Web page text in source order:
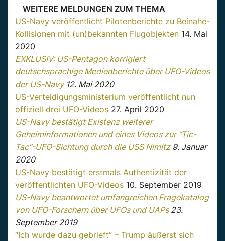
WEITERE MELDUNGEN ZUM THEMA
US-Navy veröffentlicht Pilotenberichte zu Beinahe-
Kollisionen mit (un)bekannten Flugobjekten 14. Mai
2020
EXKLUSIV: US-Pentagon korrigiert
deutschsprachige Medienberichte über UFO-Videos
der US-Navy12. Mai 2020
US-Verteidigungsministerium veröffentlicht nun
offiziell drei UFO-Videos 27. April 2020
US-Navy bestätigt Existenz weiterer
Geheiminformationen und eines Videos zur “Tic-
Tac“-UFO-Sichtung durch die USS Nimitz9. Januar
2020
US-Navy bestätigt erstmals Authentizität der
veröffentlichten UFO-Videos 10. September 2019
US-Navy beantwortet umfangreichen Fragekatalog
von UFO-Forschern über UFOs und UAPs23.
September 2019
“Ich wurde dazu gebrieft” – Trump äußerst sich